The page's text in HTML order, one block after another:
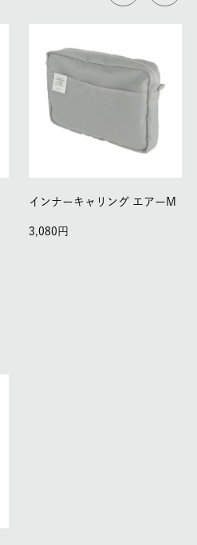
インナーキャリング エアーM
3,080